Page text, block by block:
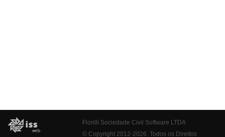
Fiorilli Sociedade Civil Software LTDA
© Copyright 2012-2026. Todos os Direitos